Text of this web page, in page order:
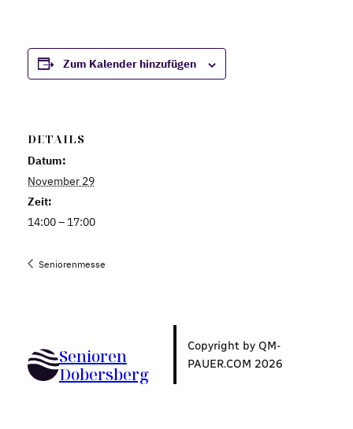
Zum Kalender hinzufügen
DETAILS
Datum:
November 29
Zeit:
14:00 – 17:00
Seniorenmesse
Senioren
Dobersberg
Copyright by QM-
PAUER.COM 2026